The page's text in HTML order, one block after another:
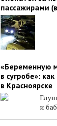
пассажирами
«Беременную
в сугробе»:
в Красноярске
и